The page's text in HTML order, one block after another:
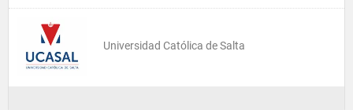
Universidad Católica de Salta